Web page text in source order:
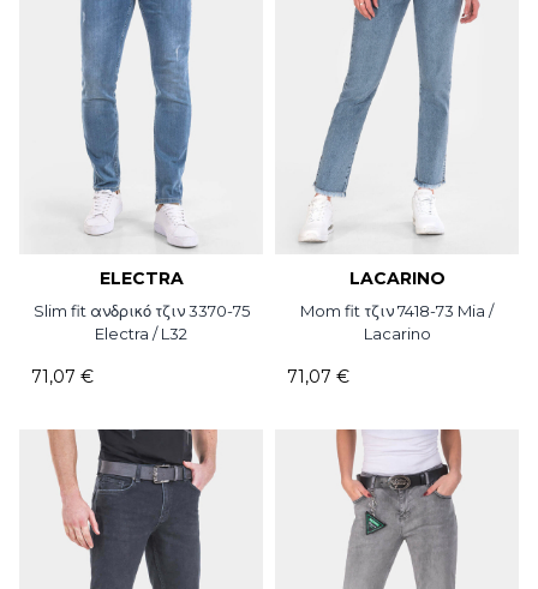
ELECTRA
Slim fit ανδρικό τζιν 3370-75
Electra / L32
71,07 €
LACARINO
Mom fit τζιν 7418-73 Mia /
Lacarino
71,07 €